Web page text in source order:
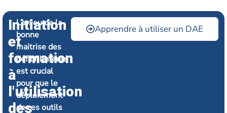
Initiation
et
formation
à
l'utilisation
des
L’enjeu de la
bonne
maitrise des
défibrillateurs
est crucial
pour que le
déploiement
de ces outils
Apprendre à utiliser un DAE